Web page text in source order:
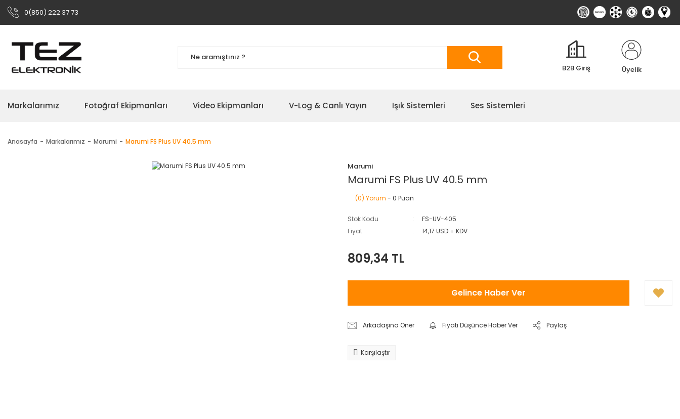
0(850) 222 37 73
B2B Giriş Üyelik
Markalarımız Fotoğraf Ekipmanları Video Ekipmanları V-Log & Canlı Yayın Işık Sistemleri Ses Sistemleri
Anasayfa Markalarımız Marumi Marumi FS Plus UV 40.5 mm
Marumi
Marumi FS Plus UV 40.5 mm
(0) Yorum - 0 Puan
Stok Kodu
FS-UV-405
Fiyat
14,17 USD + KDV
809,34 TL
Gelince Haber Ver
Arkadaşına Öner Fiyatı Düşünce Haber Ver Paylaş
Karşılaştır